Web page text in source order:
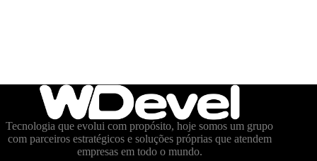
Tecnologia que evolui com propósito, hoje somos um grupo
com parceiros estratégicos e soluções próprias que atendem
empresas em todo o mundo.